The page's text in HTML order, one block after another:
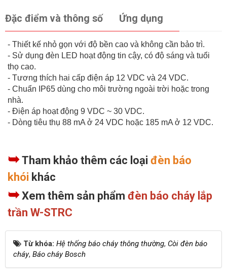
Đặc điểm và thông số Ứng dụng
- Thiết kế nhỏ gọn với độ bền cao và không cần bảo trì.
- Sử dụng đèn LED hoạt động tin cậy, có độ sáng và tuổi
thọ cao.
- Tương thích hai cấp điện áp 12 VDC và 24 VDC.
- Chuẩn IP65 dùng cho môi trường ngoài trời hoặc trong
nhà.
- Điện áp hoạt động 9 VDC ~ 30 VDC.
- Dòng tiêu thụ 88 mA ở 24 VDC hoặc 185 mA ở 12 VDC.
➥Tham khảo thêm các loại đèn báo
khói khác
➥Xem thêm sản phẩm đèn báo cháy lắp
trần W-STRC
Từ khóa: Hệ thống báo cháy thông thường, Còi đèn báo
cháy, Báo cháy Bosch